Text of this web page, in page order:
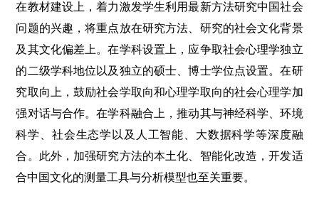
在教材建设上，着力激发学生利用最新方法研究中国社会
问题的兴趣，将重点放在研究方法、研究的社会文化背景
及其文化偏差上。在学科设置上，应争取社会心理学独立
的二级学科地位以及独立的硕士、博士学位点设置。在研
究取向上，鼓励社会学取向和心理学取向的社会心理学加
强对话与合作。在学科融合上，推动其与神经科学、环境
科学、社会生态学以及人工智能、大数据科学等深度融
合。此外，加强研究方法的本土化、智能化改造，开发适
合中国文化的测量工具与分析模型也至关重要。